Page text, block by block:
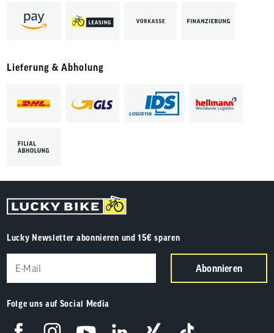
Lieferung & Abholung
Lucky Newsletter abonnieren und 15€ sparen
Abonnieren
Folge uns auf Social Media